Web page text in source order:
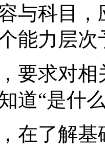
科目，
能力层次
对相关
道“是什
解基础